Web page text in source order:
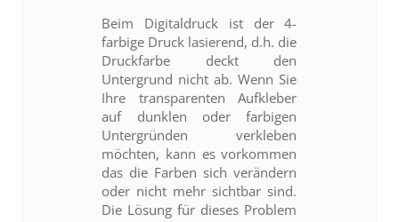
Beim Digitaldruck ist der 4-
farbige Druck lasierend, d.h. die
Druckfarbe deckt den
Untergrund nicht ab. Wenn Sie
Ihre transparenten Aufkleber
auf dunklen oder farbigen
Untergründen verkleben
möchten, kann es vorkommen
das die Farben sich verändern
oder nicht mehr sichtbar sind.
Die Lösung für dieses Problem